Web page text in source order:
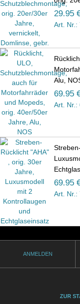
29.95
Art. Nr.:
Alu,
69.95
Art. Nr.:
69.95
Art. Nr.:
ANMELDEN
ZUR